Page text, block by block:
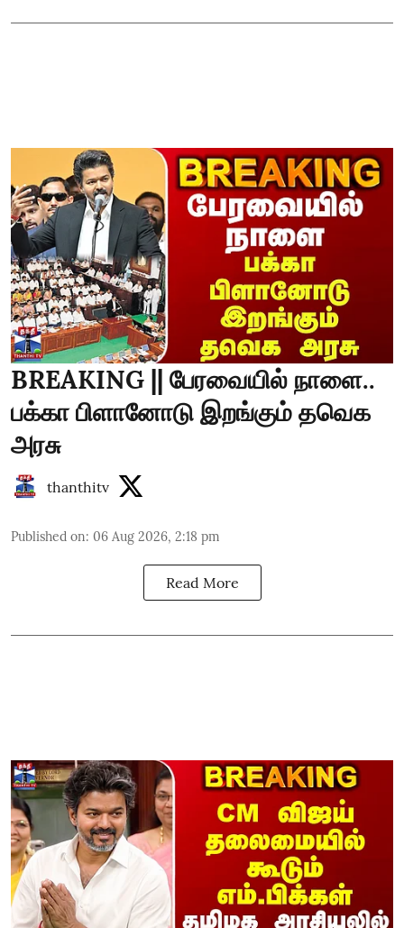
BREAKING || பேரவையில் நாளை..
பக்கா பிளானோடு இறங்கும் தவெக
அரசு
thanthitv
Published on: 06 Aug 2026, 2:18 pm
Read More